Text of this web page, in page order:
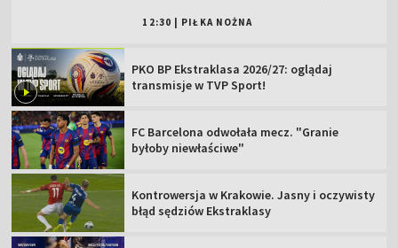
12:30 PIŁKA NOŻNA
PKO BP Ekstraklasa 2026/27: oglądaj
transmisje w TVP Sport!
FC Barcelona odwołała mecz. "Granie
byłoby niewłaściwe"
Kontrowersja w Krakowie. Jasny i oczywisty
błąd sędziów Ekstraklasy